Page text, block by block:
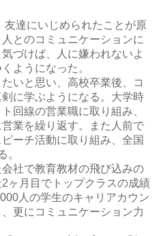
達にいじめられたことが原
とのコミュニケーションに
づけば、人に嫌われないよ
ようになった。
いと思い、高校卒業後、コ
に学ぶようになる。大学時
回線の営業職に取り組み、
業を繰り返す。また人前で
ーチ活動に取り組み、全国
。
社で教育教材の飛び込みの
ヶ月目でトップクラスの成績
人の学生のキャリアカウン
更にコミュニケーション力